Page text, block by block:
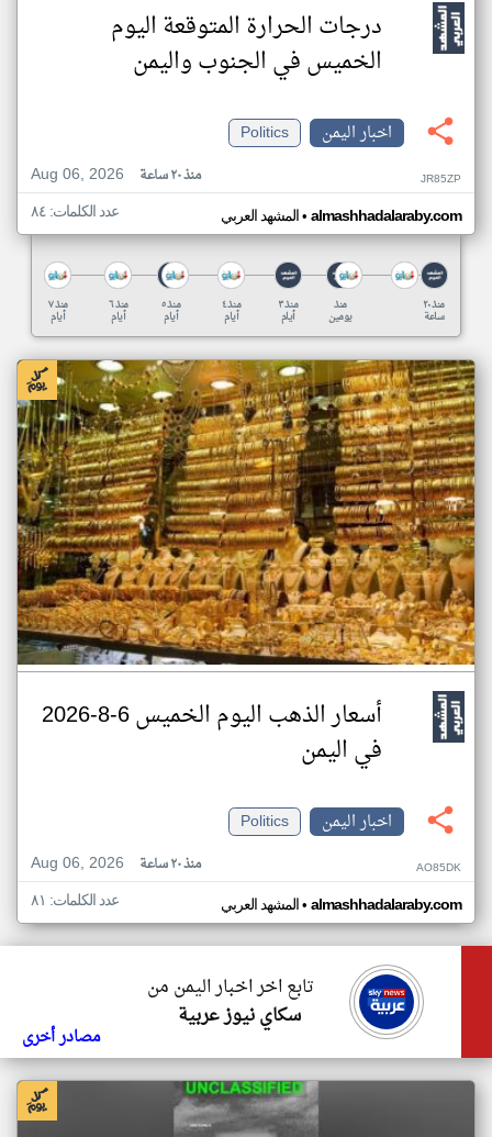
درجات الحرارة المتوقعة اليوم
الخميس في الجنوب واليمن
اخبار اليمن
Politics
Aug 06, 2026
منذ ٢٠ ساعة JR85ZP
المشهد العربي• almashhadalaraby.com عدد الكلمات: ٨٤
منذ ٧
أيام
منذ ٦
أيام
منذ ٥
أيام
منذ ٤
أيام
منذ ٣
أيام
منذ
يومين
منذ ٢٠
ساعة
أسعار الذهب اليوم الخميس 6-8-2026
في اليمن
اخبار اليمن
Politics
Aug 06, 2026
منذ ٢٠ ساعة AO85DK
المشهد العربي• almashhadalaraby.com عدد الكلمات: ٨١
تابع اخر اخبار اليمن من
سكاي نيوز عربية
مصادر أخرى